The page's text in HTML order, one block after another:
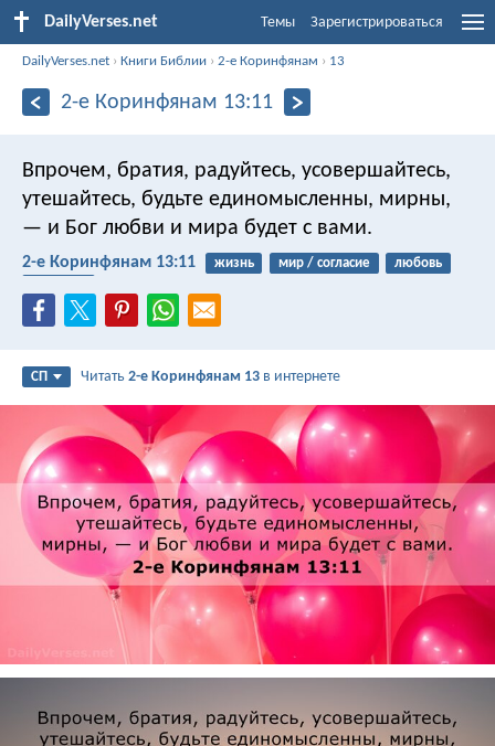
DailyVerses.net Темы Зарегистрироваться
DailyVerses.net ›Книги Библии ›2-е Коринфянам › 13
2-е Коринфянам 13:11
Впрочем, братия, радуйтесь, усовершайтесь,
утешайтесь, будьте единомысленны, мирны,
— и Бог любви и мира будет с вами.
2-е Коринфянам 13:11 жизнь мир / согласие
любовь
СП Читать2-е Коринфянам 13 в интернете